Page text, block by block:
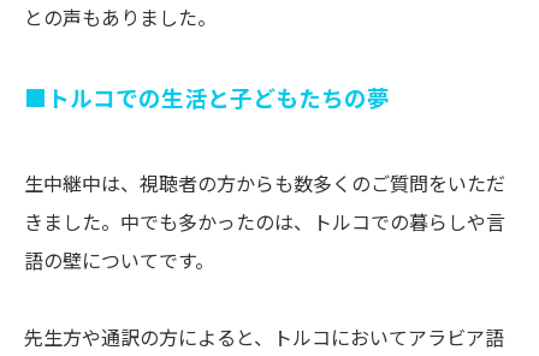
との声もありました。
■ トルコでの生活と子どもたちの夢
生中継中は、視聴者の方からも数多くのご質問をいただ
きました。中でも多かったのは、トルコでの暮らしや言
語の壁についてです。
先生方や通訳の方によると、トルコにおいてアラビア語